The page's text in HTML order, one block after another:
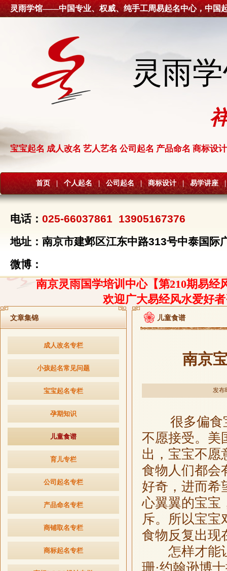
灵雨学馆——中国专业、权威、纯手工周易起名中心，中国
灵雨
宝宝起名 成人改名 艺人艺名 公司起名 产品命名 商标设计
首页 | 个人起名 | 公司起名 | 商标设计 | 易学讲座 |
电话： 025-66037861 13905167376
地址：南京市建邺区江东中路313号中泰国际
微博：
南京灵雨国学培训中心【第210期易经
欢迎广大易经风水爱好
文章集锦
成人改名专栏
小孩起名常见问题
宝宝起名专栏
孕期知识
儿童食谱
育儿专栏
公司起名专栏
产品命名专栏
商铺取名专栏
商标起名专栏
儿童食谱
南京
发布
很多偏食宝
不愿接受。美
出，宝宝不愿
食物人们都会
好奇，进而希
心翼翼的宝宝
斥。所以宝宝
食物反复出现
怎样才能让
珊·约翰逊博